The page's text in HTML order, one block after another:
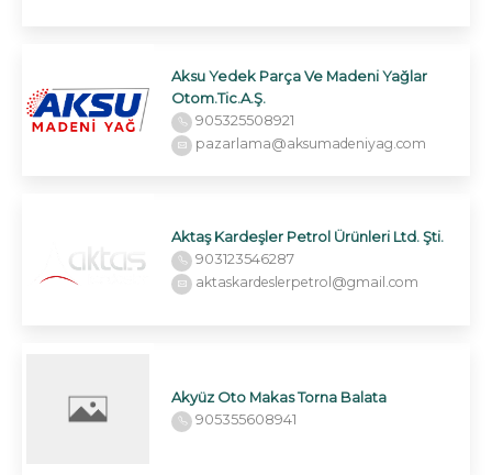
Aksu Yedek Parça Ve Madeni Yağlar
Otom.Tic.A.Ş.
905325508921
pazarlama@aksumadeniyag.com
Aktaş Kardeşler Petrol Ürünleri Ltd. Şti.
903123546287
aktaskardeslerpetrol@gmail.com
Akyüz Oto Makas Torna Balata
905355608941